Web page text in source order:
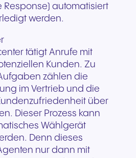
Response) automatisiert
werden.
tätigt Anrufe mit
Kunden. Zu
zählen die
im Vertrieb und die
über
Dieser Prozess kann
Wählgerät
Denn dieses
nur dann mit